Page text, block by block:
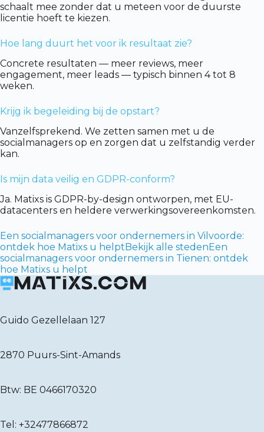
schaalt mee zonder dat u meteen voor de duurste
licentie hoeft te kiezen.
Hoe lang duurt het voor ik resultaat zie?
Concrete resultaten — meer reviews, meer
engagement, meer leads — typisch binnen 4 tot 8
weken.
Krijg ik begeleiding bij de opstart?
Vanzelfsprekend. We zetten samen met u de
socialmanagers op en zorgen dat u zelfstandig verder
kan.
Is mijn data veilig en GDPR-conform?
Ja. Matixs is GDPR-by-design ontworpen, met EU-
datacenters en heldere verwerkingsovereenkomsten.
Een socialmanagers voor ondernemers in Vilvoorde:
ontdek hoe Matixs u helptBekijk alle stedenEen
socialmanagers voor ondernemers in Tienen: ontdek
hoe Matixs u helpt
Guido Gezellelaan 127
2870 Puurs-Sint-Amands
Btw: BE 0466170320
Tel: +32477866872